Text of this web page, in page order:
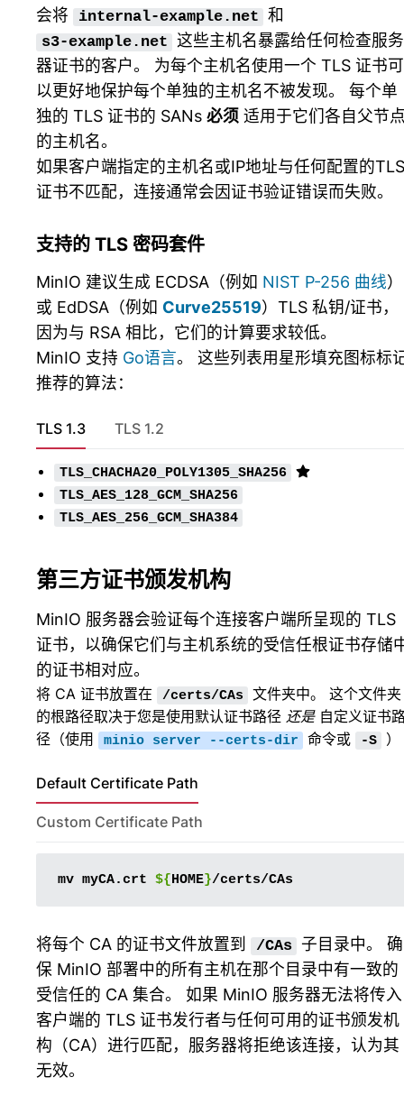
会将
internal-example.net 和
s3-example.net 这些主机名暴露给任何检查服务
器证书的客户。 为每个主机名使用一个 TLS 证书可
以更好地保护每个单独的主机名不被发现。 每个单
独的 TLS 证书的 SANs 必须 适用于它们各自父节
的主机名。
如果客户端指定的主机名或IP地址与任何配置的TLS
证书不匹配，连接通常会因证书验证错误而失败。
支持的 TLS 密码套件
MinIO 建议生成 ECDSA（例如 NIST P-256 曲线）
或 EdDSA（例如 Curve25519）TLS 私钥/证书，
因为与 RSA 相比，它们的计算要求较低。
MinIO 支持 Go语言。 这些列表用星形填充图标标
推荐的算法：
TLS 1.3
TLS_CHACHA20_POLY1305_SHA256
TLS_AES_128_GCM_SHA256
TLS_AES_256_GCM_SHA384
TLS 1.2
第三方证书颁发机构
MinIO 服务器会验证每个连接客户端所呈现的 TLS
证书，以确保它们与主机系统的受信任根证书存储
的证书相对应。
将 CA 证书放置在 /certs/CAs
文件夹中。 这个文件夹
的根路径取决于您是使用默认证书路径 还是自定义证书
径（使用
minio server --certs-dir 命令或 -S ）
Default Certificate Path
mv myCA.crt ${HOME}
Custom Certificate Path
将每个 CA 的证书文件放置到 /CAs 子目录中。 确
保 MinIO 部署中的所有主机在那个目录中有一致的
受信任的 CA 集合。 如果 MinIO 服务器无法将传入
客户端的 TLS 证书发行者与任何可用的证书颁发机
构（CA）进行匹配，服务器将拒绝该连接，认为其
无效。